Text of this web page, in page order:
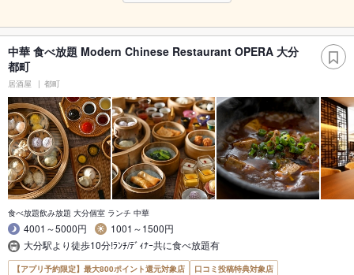
中華 食べ放題 Modern Chinese Restaurant OPERA 大分
都町
居酒屋 都町
食べ放題飲み放題 大分個室 ランチ 中華
4001～5000円
1001～1500円
大分駅より徒歩10分!ﾗﾝﾁ/ﾃﾞｨﾅｰ共に食べ放題有
【アプリ予約限定】最大800ポイント還元対象店
口コミ投稿特典対象店